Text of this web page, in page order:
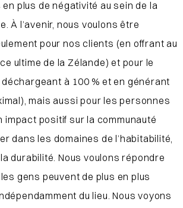
plus de négativité au sein de la
À l’avenir, nous voulons être
pour nos clients (en offrant au
ultime de la Zélande) et pour le
à 100 % et en générant
mais aussi pour les personnes
impact positif sur la communauté
dans les domaines de l’habitabilité,
durabilité.Nous voulons répondre
gens peuvent de plus en plus
du lieu. Nous voyons